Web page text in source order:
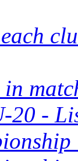
in
20 -